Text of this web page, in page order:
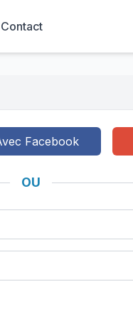
Contact
Facebook
OU